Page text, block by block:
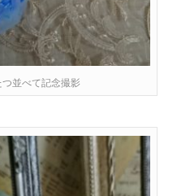
つ並べて記念撮影